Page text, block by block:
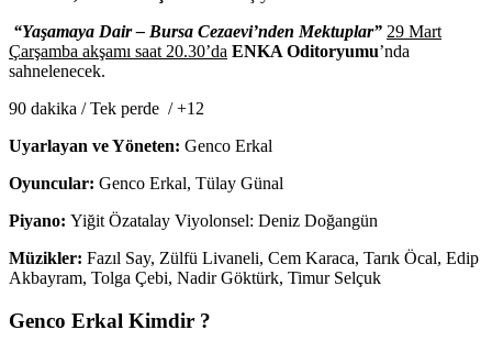
“Yaşamaya Dair – Bursa Cezaevi’nden Mektuplar” 29 Mart
Çarşamba akşamı saat 20.30’da ENKA Oditoryumu’nda
sahnelenecek.
90 dakika / Tek perde / +12
Uyarlayan ve Yöneten: Genco Erkal
Oyuncular: Genco Erkal, Tülay Günal
Piyano: Yiğit Özatalay Viyolonsel: Deniz Doğangün
Müzikler: Fazıl Say, Zülfü Livaneli, Cem Karaca, Tarık Öcal, Edip
Akbayram, Tolga Çebi, Nadir Göktürk, Timur Selçuk
Genco Erkal Kimdir ?